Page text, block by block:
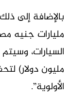
مليون دولار)
الأولوية”.